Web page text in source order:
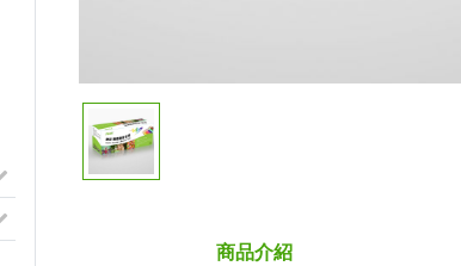
商品介紹